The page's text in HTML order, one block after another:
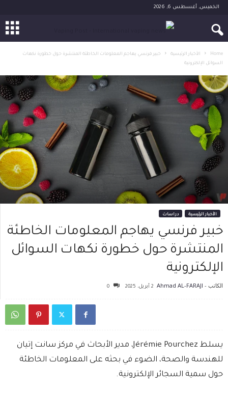
الخميس, أغسطس 6, 2026
Home الأخبار الرئيسية
خبير فرنسي يهاجم المعلومات الخاطئة المنتشرة حول خطورة نكهات
السوائل الإلكترونية
الأخبار الرئيسية دراسات
خبير فرنسي يهاجم المعلومات الخاطئة
المنتشرة حول خطورة نكهات السوائل
الإلكترونية
الكاتب - Ahmad AL-FARAJI 2 أبريل، 2025 0
يسلط Jérémie Pourchez، مدير الأبحاث في مركز سانت إتيان
للهندسة والصحة، الضوء في بحثه على المعلومات الخاطئة
حول سمية السجائر الإلكترونية.